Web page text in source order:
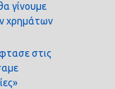
γίνουμε
χρημάτων
στις